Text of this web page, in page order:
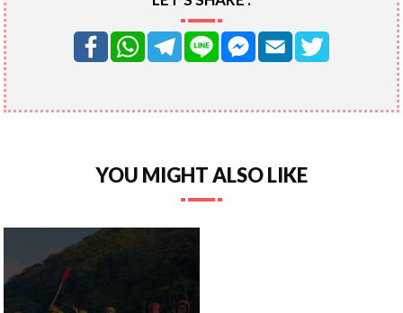
YOU MIGHT ALSO LIKE